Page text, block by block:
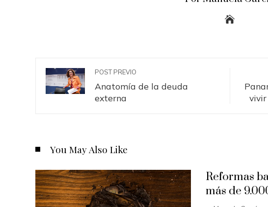
POST PREVIO
Anatomía de la deuda
externa
vivir
You May Also Like
Reformas
más de